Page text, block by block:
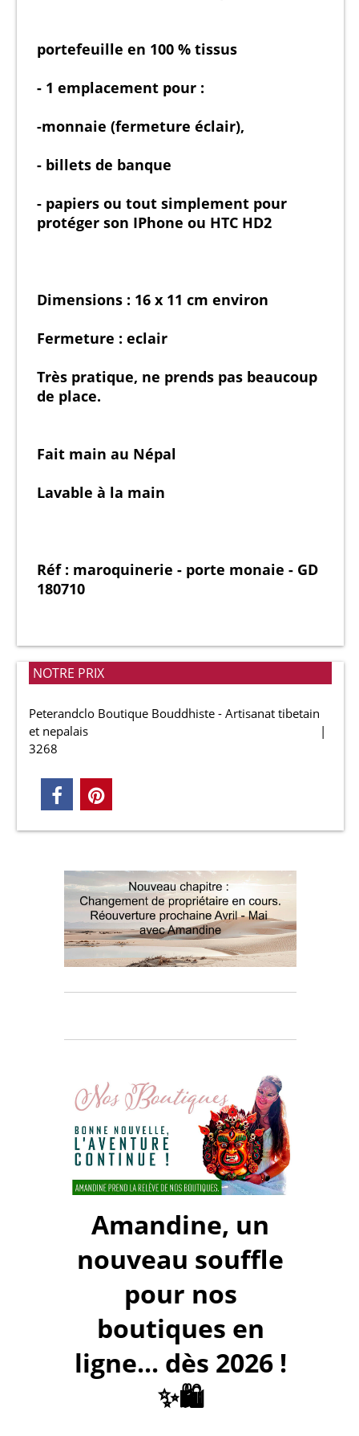
portefeuille en 100 % tissus
- 1 emplacement pour :
-monnaie (fermeture éclair),
- billets de banque
- papiers ou tout simplement pour
protéger son IPhone ou HTC HD2
Dimensions : 16 x 11 cm environ
Fermeture : eclair
Très pratique, ne prends pas beaucoup
de place.
Fait main au Népal
Lavable à la main
Réf : maroquinerie - porte monaie - GD
180710
NOTRE PRIX
Peterandclo Boutique Bouddhiste - Artisanat tibetain
et nepalais
3268
Amandine, un
nouveau souffle
pour nos
boutiques en
ligne... dès 2026 !
✨🛍️